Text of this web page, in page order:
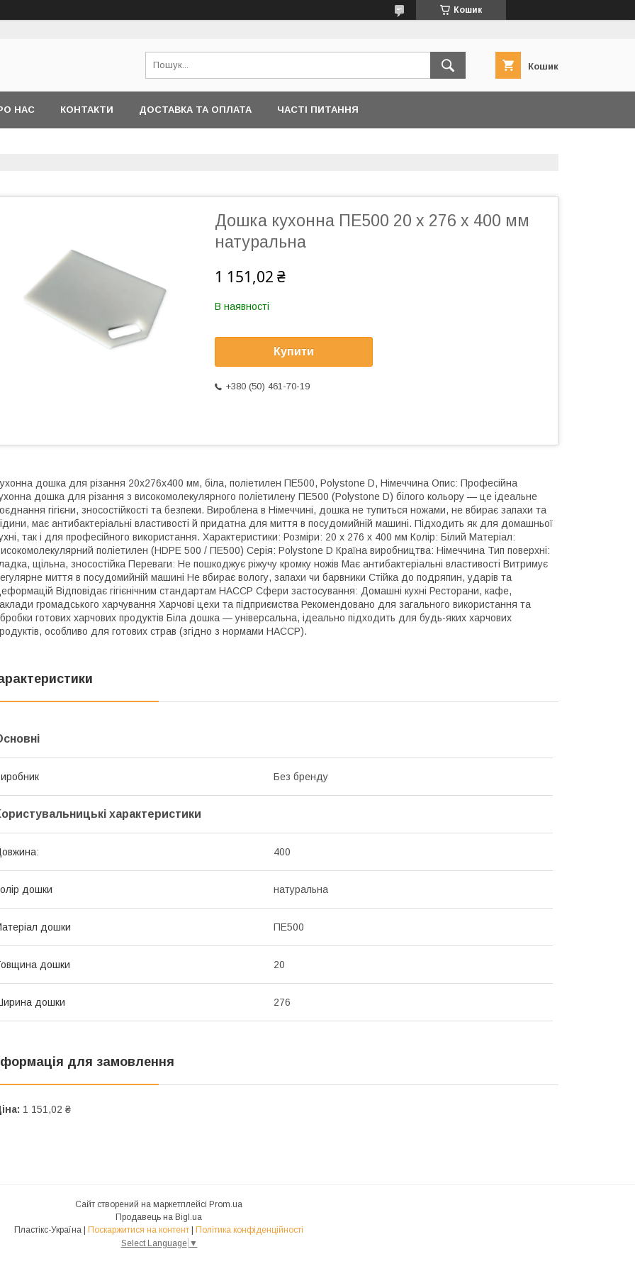
Кошик
Кошик
НАС КОНТАКТИ ДОСТАВКА ТА ОПЛАТА ЧАСТІ ПИТАННЯ
Дошка кухонна ПЕ500 20 x 276 x 400 мм
натуральна
1 151,02 ₴
В наявності
Купити
+380 (50) 461-70-19
дошка для різання 20x276x400 мм, біла, поліетилен ПЕ500, Polystone D, Німеччина Опис: Професійна
дошка для різання з високомолекулярного поліетилену ПЕ500 (Polystone D) білого кольору — це ідеальне
гігієни, зносостійкості та безпеки. Вироблена в Німеччині, дошка не тупиться ножами, не вбирає запахи та
має антибактеріальні властивості й придатна для миття в посудомийній машині. Підходить як для домашньої
так і для професійного використання. Характеристики: Розміри: 20 x 276 x 400 мм Колір: Білий Матеріал:
поліетилен (HDPE 500 / ПЕ500) Серія: Polystone D Країна виробництва: Німеччина Тип поверхні:
щільна, зносостійка Переваги: Не пошкоджує ріжучу кромку ножів Має антибактеріальні властивості Витримує
миття в посудомийній машині Не вбирає вологу, запахи чи барвники Стійка до подряпин, ударів та
Відповідає гігієнічним стандартам HACCP Сфери застосування: Домашні кухні Ресторани, кафе,
громадського харчування Харчові цехи та підприємства Рекомендовано для загального використання та
готових харчових продуктів Біла дошка — універсальна, ідеально підходить для будь-яких харчових
особливо для готових страв (згідно з нормами HACCP).
Без бренду
характеристики
400
дошки натуральна
дошки ПЕ500
дошки 20
дошки 276
для замовлення
1 151,02 ₴
Сайт створений на маркетплейсі Prom.ua
Продавець на Bigl.ua
Поскаржитися на контент
Політика конфіденційності
Select Language ▼